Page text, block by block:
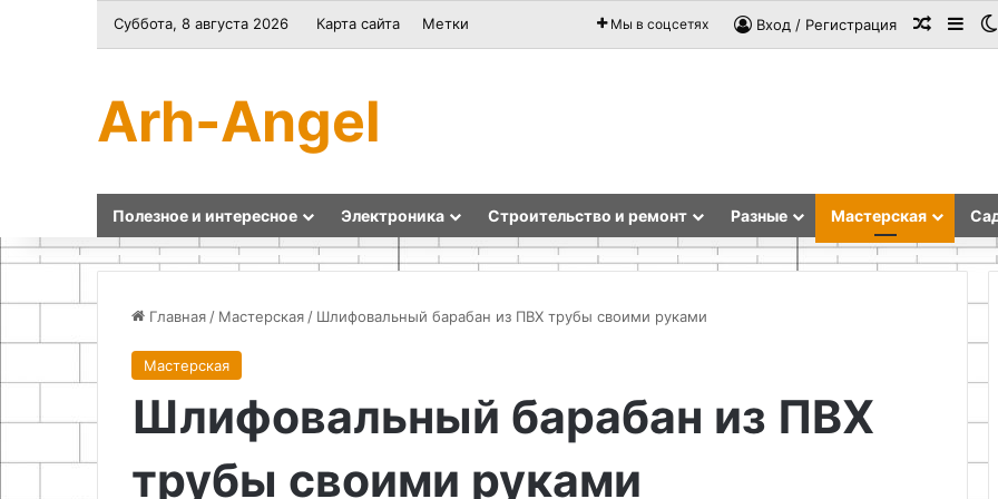
Суббота, 8 августа 2026 Карта сайта Метки Мы в соцсетях Вход / Регистрация
Arh-Angel
Полезное и интересное Электроника Строительство и ремонт Разные Мастерская
Главная / Мастерская / Шлифовальный барабан из ПВХ трубы своими руками
Мастерская
Шлифовальный барабан из ПВХ
трубы своими руками
починить
рубероидную
из
глины